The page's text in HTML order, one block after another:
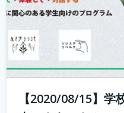
【2020/08/15】
新型コロナウィルスの拡
す。 企業ではテレワーク